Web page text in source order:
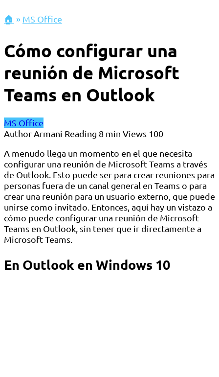
🏠 » MS Office
Cómo configurar una
reunión de Microsoft
Teams en Outlook
MS Office
AuthorArmani Reading 8 min Views 100
A menudo llega un momento en el que necesita
configurar una reunión de Microsoft Teams a través
de Outlook. Esto puede ser para crear reuniones para
personas fuera de un canal general en Teams o para
crear una reunión para un usuario externo, que puede
unirse como invitado. Entonces, aquí hay un vistazo a
cómo puede configurar una reunión de Microsoft
Teams en Outlook, sin tener que ir directamente a
Microsoft Teams.
En Outlook en Windows 10